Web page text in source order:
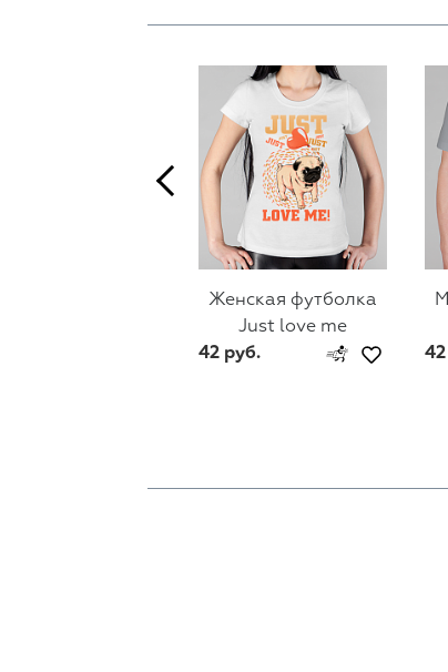
Женская футболка
Just love me
42 руб.